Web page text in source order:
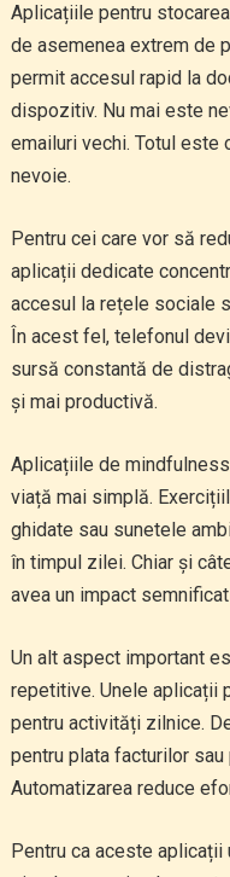
Aplicațiile pentru
de asemenea extrem de
permit accesul rapid la
dispozitiv. Nu mai este
emailuri vechi. Totul este
nevoie.
Pentru cei care vor să
aplicații dedicate
accesul la rețele sociale
În acest fel, telefonul
sursă constantă de
și mai productivă.
Aplicațiile de
viață mai simplă.
ghidate sau sunetele
în timpul zilei. Chiar și
avea un impact
Un alt aspect important
repetitive. Unele aplicații
pentru activități zilnice.
pentru plata facturilor
Automatizarea reduce
Pentru ca aceste